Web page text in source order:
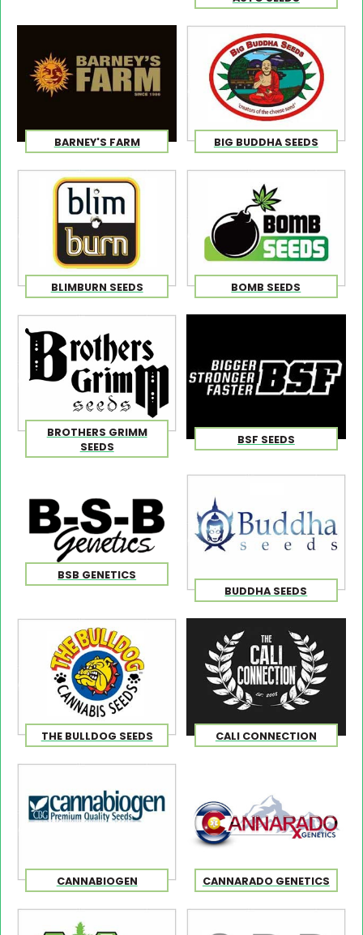
BARNEY'S FARM BIG BUDDHA SEEDS
BLIMBURN SEEDS BOMB SEEDS
BROTHERS GRIMM
SEEDS
BSF SEEDS
BSB GENETICS
BUDDHA SEEDS
THE BULLDOG SEEDS CALI CONNECTION
CANNABIOGEN CANNARADO GENETICS